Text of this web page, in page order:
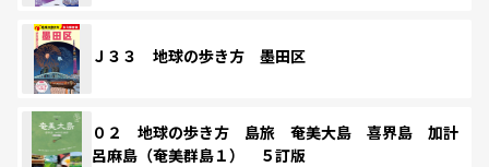
Ｊ３３ 地球の歩き方 墨田区
０２ 地球の歩き方 島旅 奄美大島 喜界島 加計
呂麻島（奄美群島１） ５訂版